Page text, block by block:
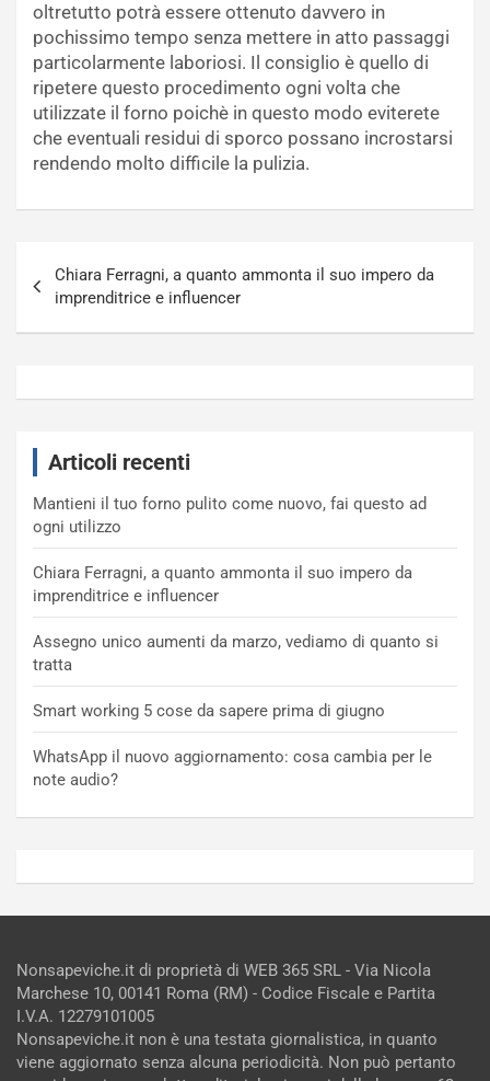
oltretutto potrà essere ottenuto davvero in
pochissimo tempo senza mettere in atto passaggi
particolarmente laboriosi. Il consiglio è quello di
ripetere questo procedimento ogni volta che
utilizzate il forno poichè in questo modo eviterete
che eventuali residui di sporco possano incrostarsi
rendendo molto difficile la pulizia.
articoli
Chiara Ferragni, a quanto ammonta il suo impero da
imprenditrice e influencer
Articoli recenti
Mantieni il tuo forno pulito come nuovo, fai questo ad
ogni utilizzo
Chiara Ferragni, a quanto ammonta il suo impero da
imprenditrice e influencer
Assegno unico aumenti da marzo, vediamo di quanto si
tratta
Smart working 5 cose da sapere prima di giugno
WhatsApp il nuovo aggiornamento: cosa cambia per le
note audio?
Nonsapeviche.it di proprietà di WEB 365 SRL - Via Nicola
Marchese 10, 00141 Roma (RM) - Codice Fiscale e Partita
I.V.A. 12279101005
Nonsapeviche.it non è una testata giornalistica, in quanto
viene aggiornato senza alcuna periodicità. Non può pertanto